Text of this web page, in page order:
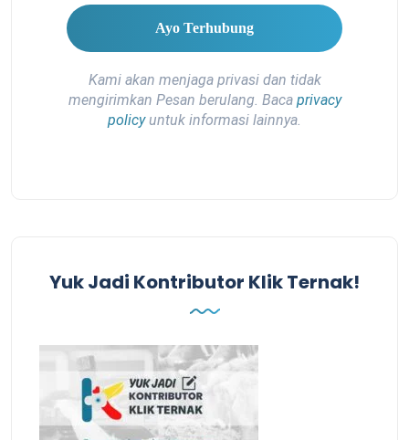
Kami akan menjaga privasi dan tidak
mengirimkan Pesan berulang. Baca privacy
policyuntuk informasi lainnya.
Yuk Jadi Kontributor Klik Ternak!